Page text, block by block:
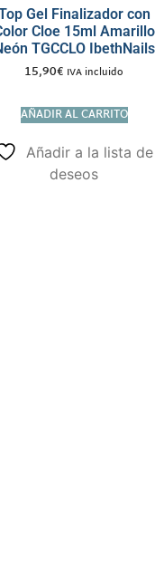
Gel Finalizador con
Cloe 15ml Amarillo
TGCCLO IbethNails
15,90€ IVA incluido
AÑADIR AL CARRITO
Añadir a la lista de
deseos